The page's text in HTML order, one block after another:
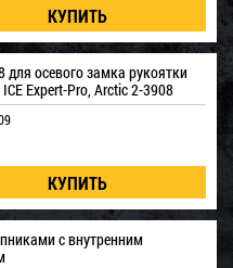
осевого замка рукоятки
Expert-Pro, Arctic 2-3908
с внутренним